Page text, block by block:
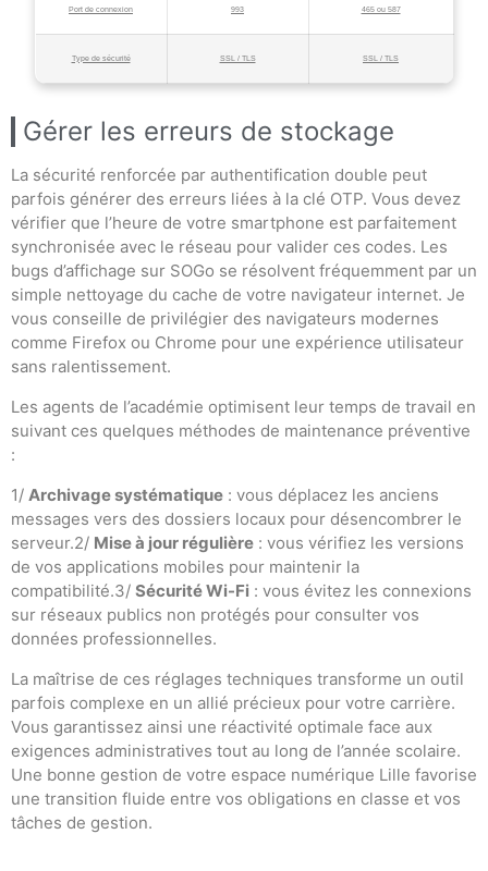
Port de connexion 993 465 ou 587
Type de sécurité SSL / TLS SSL / TLS
Gérer les erreurs de stockage
La sécurité renforcée par authentification double peut
parfois générer des erreurs liées à la clé OTP. Vous devez
vérifier que l’heure de votre smartphone est parfaitement
synchronisée avec le réseau pour valider ces codes. Les
bugs d’affichage sur SOGo se résolvent fréquemment par un
simple nettoyage du cache de votre navigateur internet. Je
vous conseille de privilégier des navigateurs modernes
comme Firefox ou Chrome pour une expérience utilisateur
sans ralentissement.
Les agents de l’académie optimisent leur temps de travail en
suivant ces quelques méthodes de maintenance préventive
:
1/ Archivage systématique : vous déplacez les anciens
messages vers des dossiers locaux pour désencombrer le
serveur.2/ Mise à jour régulière : vous vérifiez les versions
de vos applications mobiles pour maintenir la
compatibilité.3/ Sécurité Wi-Fi : vous évitez les connexions
sur réseaux publics non protégés pour consulter vos
données professionnelles.
La maîtrise de ces réglages techniques transforme un outil
parfois complexe en un allié précieux pour votre carrière.
Vous garantissez ainsi une réactivité optimale face aux
exigences administratives tout au long de l’année scolaire.
Une bonne gestion de votre espace numérique Lille favorise
une transition fluide entre vos obligations en classe et vos
tâches de gestion.